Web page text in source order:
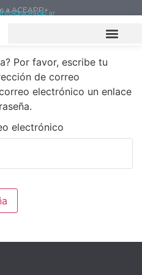
a ACEAPP+
Por favor, escribe tu
de correo
electrónico un enlace
electrónico